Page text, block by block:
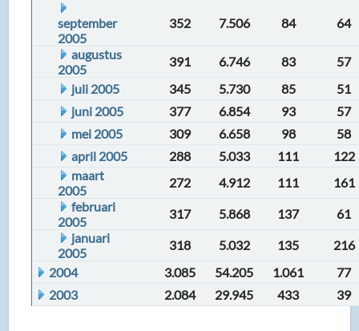
september
2005
352 7.506 84 64
augustus
2005
391 6.746 83
57
juli 2005
345 5.730 85
51
juni 2005
377 6.854 93
57
mei 2005
309 6.658 98
58
april 2005
288 5.033 111
122
maart
2005
272 4.912 111
161
februari
2005
317 5.868 137
61
januari
2005
318 5.032 135
216
2004
3.085 54.205 1.061
77
2003
2.084 29.945 433 39